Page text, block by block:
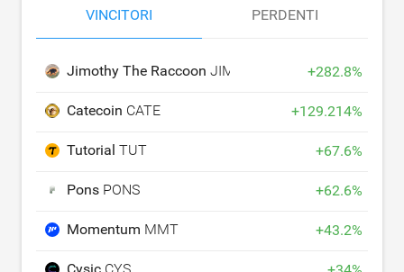
VINCITORI PERDENTI
Jimothy The Raccoon JIMOTHY +282.8%
Catecoin CATE +129.214%
Tutorial TUT +67.6%
Pons PONS +62.6%
Momentum MMT +43.2%
Cysic CYS